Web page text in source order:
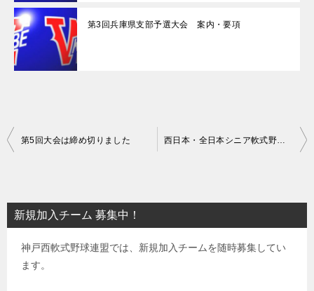
第3回兵庫県支部予選大会 案内・要項
投
ビ
ゲ
第5回大会は締め切りました 西日本・全日本シニア軟式野球出場大会 第7回兵庫県支部予選大会
新規加入チーム 募集中！
神戸西軟式野球連盟では、新規加入チームを随時募集してい
ます。